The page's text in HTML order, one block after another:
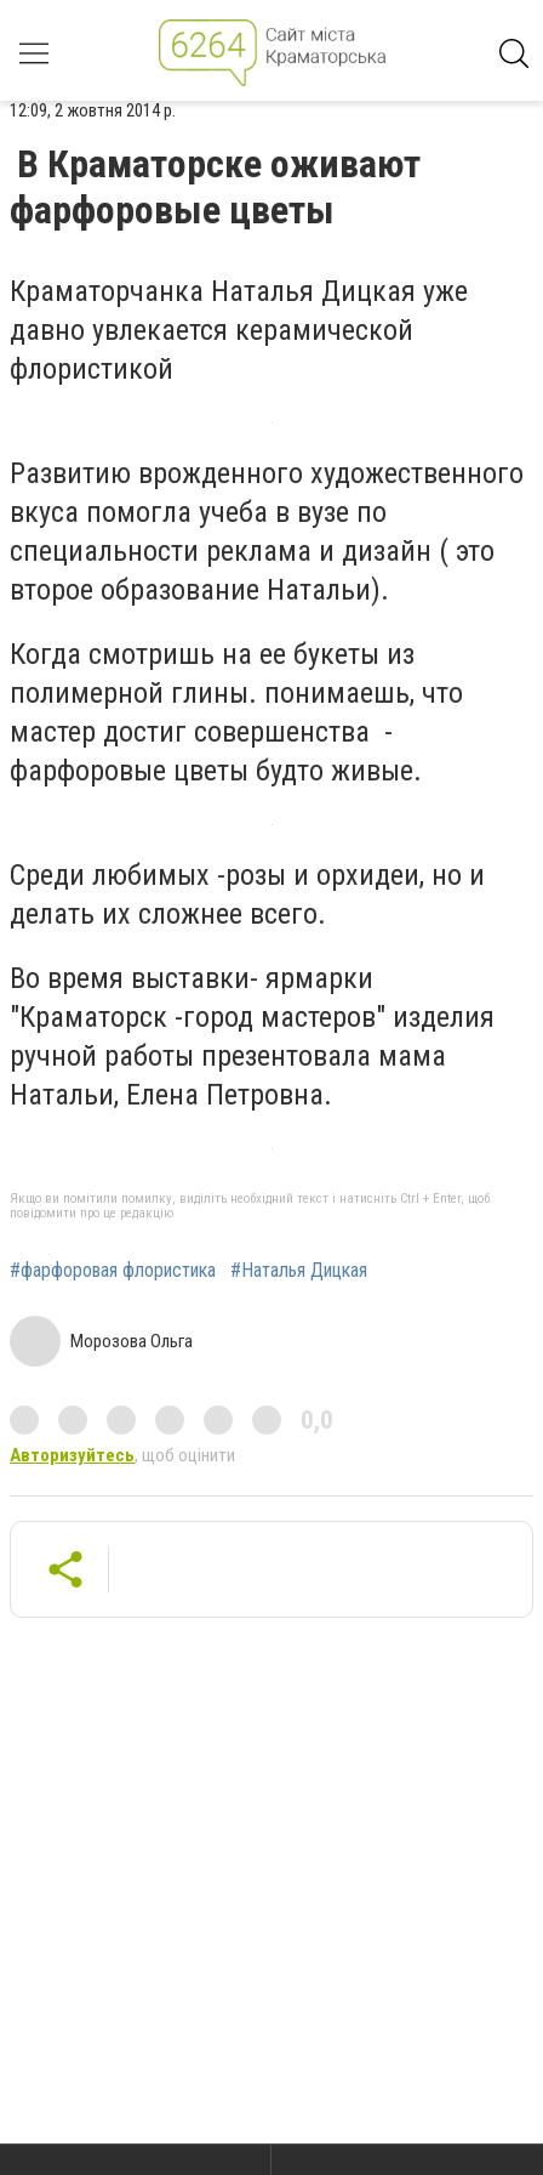
12:09, 2 жовтня 2014 р.
В Краматорске оживают
фарфоровые цветы
Краматорчанка Наталья Дицкая уже
давно увлекается керамической
флористикой
Развитию врожденного художественного
вкуса помогла учеба в вузе по
специальности реклама и дизайн ( это
второе образование Натальи).
Когда смотришь на ее букеты из
полимерной глины. понимаешь, что
мастер достиг совершенства -
фарфоровые цветы будто живые.
Среди любимых -розы и орхидеи, но и
делать их сложнее всего.
Во время выставки- ярмарки
"Краматорск -город мастеров" изделия
ручной работы презентовала мама
Натальи, Елена Петровна.
Якщо ви помітили помилку, виділіть необхідний текст і натисніть Ctrl + Enter, щоб
повідомити про це редакцію
#фарфоровая флористика #Наталья Дицкая
Морозова Ольга
0,0
Авторизуйтесь, щоб оцінити